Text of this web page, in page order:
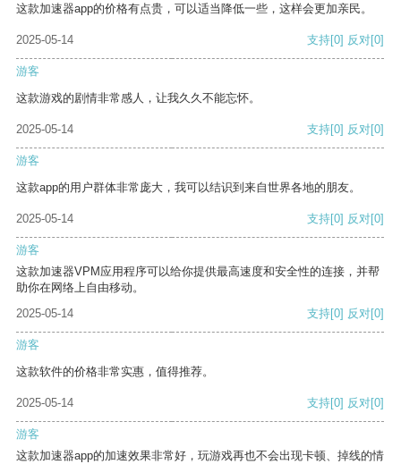
这款加速器app的价格有点贵，可以适当降低一些，这样会更加亲民。
2025-05-14 支持[0] 反对[0]
游客
这款游戏的剧情非常感人，让我久久不能忘怀。
2025-05-14 支持[0] 反对[0]
游客
这款app的用户群体非常庞大，我可以结识到来自世界各地的朋友。
2025-05-14 支持[0] 反对[0]
游客
这款加速器VPM应用程序可以给你提供最高速度和安全性的连接，并帮
助你在网络上自由移动。
2025-05-14
支持[0] 反对[0]
游客
这款软件的价格非常实惠，值得推荐。
2025-05-14 支持[0] 反对[0]
游客
这款加速器app的加速效果非常好，玩游戏再也不会出现卡顿、掉线的情